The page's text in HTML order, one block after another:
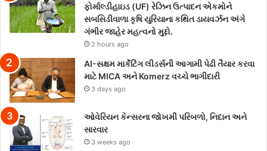
ફોર્માલ્ડીહાઇડ (UF) રેઝિન ઉત્પાદન એકમોને
સબસિડીવાળા કૃષિ યુરિયાના કથિત ડાયવર્ઝન અંગે
ગંભીર જાહેર મહત્વનો મુદ્દો.
2 hours ago
AI-સક્ષમ માર્કેટિંગ લીડર્સની આગામી પેઢી તૈયાર કરવા
માટે MICA અને Komerz વચ્ચે ભાગીદારી
3 days ago
ઓવેરિયન કેન્સરના જોખમી પરિબળો, નિદાન અને
સારવાર
3 weeks ago